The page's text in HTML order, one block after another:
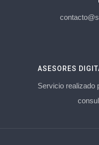
ASESORES
Servicio realizado